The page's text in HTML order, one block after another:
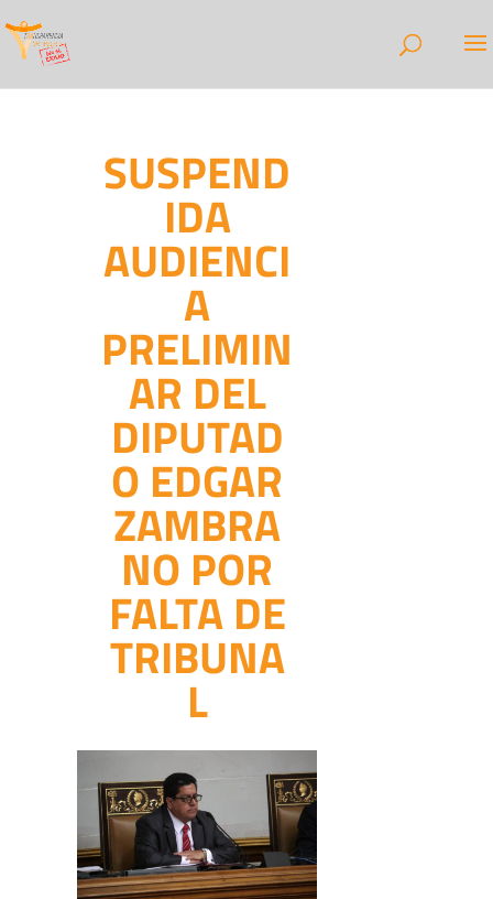
SUSPEND
IDA
AUDIENCI
A
PRELIMIN
AR DEL
DIPUTAD
O EDGAR
ZAMBRA
NO POR
FALTA DE
TRIBUNA
L